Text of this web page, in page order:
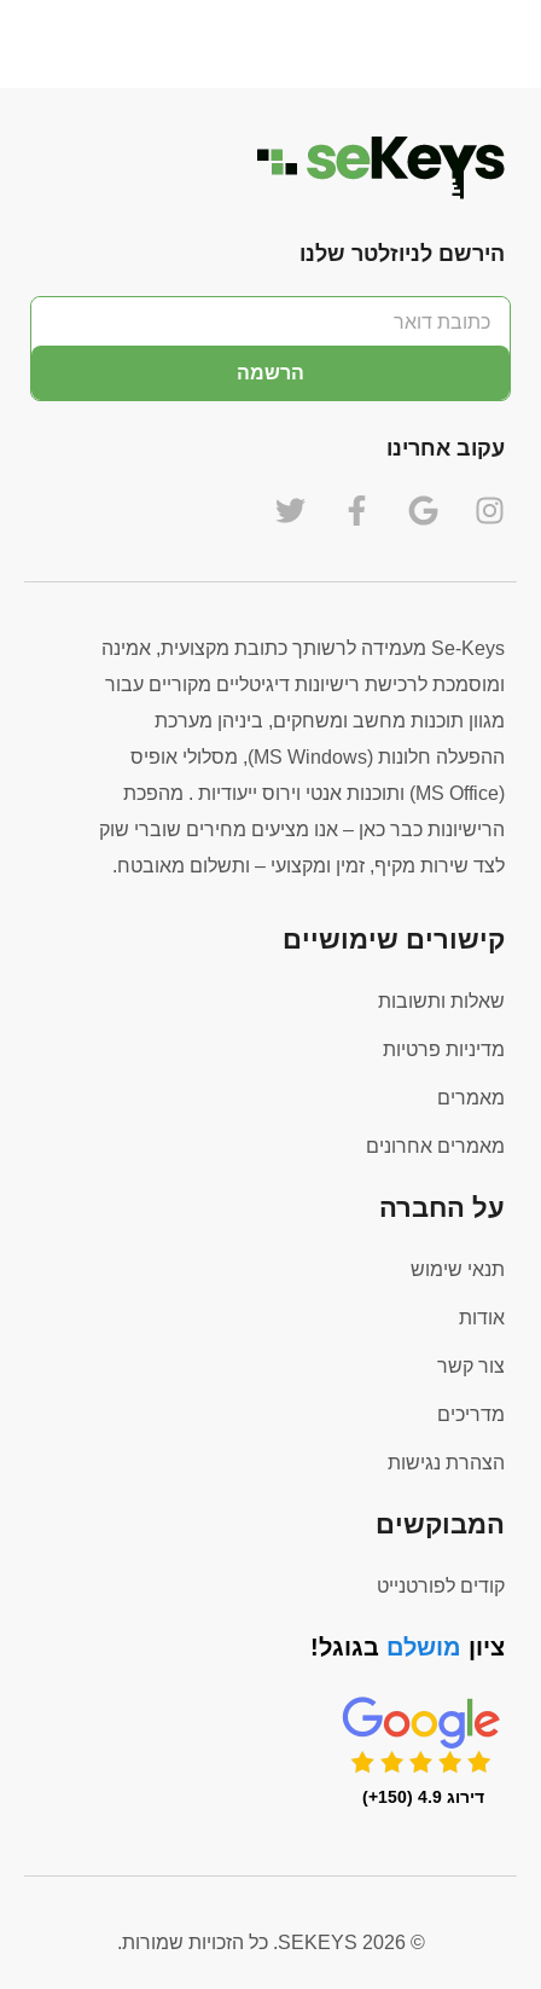
הירשם לניוזלטר שלנו
הרשמה
עקוב אחרינו
Se-Keys מעמידה לרשותך כתובת מקצועית, אמינה
ומוסמכת לרכישת רישיונות דיגיטליים מקוריים עבור
מגוון תוכנות מחשב ומשחקים, ביניהן מערכת
ההפעלה חלונות (MS Windows), מסלולי אופיס
(MS Office) ותוכנות אנטי וירוס ייעודיות . מהפכת
הרישיונות כבר כאן – אנו מציעים מחירים שוברי שוק
לצד שירות מקיף, זמין ומקצועי – ותשלום מאובטח.
קישורים שימושיים
שאלות ותשובות
מדיניות פרטיות
מאמרים
מאמרים אחרונים
על החברה
תנאי שימוש
אודות
צור קשר
מדריכים
הצהרת נגישות
המבוקשים
קודים לפורטנייט
ציון מושלם בגוגל!
דירוג 4.9 (150+)
© 2026 SEKEYS. כל הזכויות שמורות.